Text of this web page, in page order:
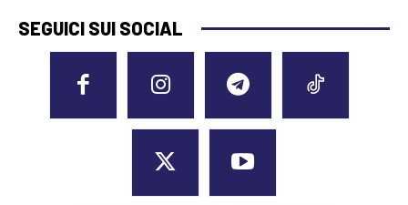
SEGUICI SUI SOCIAL